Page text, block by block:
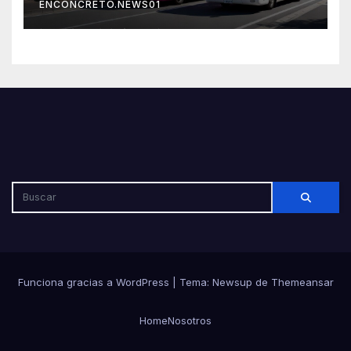
ENCONCRETO.NEWS01
Funciona gracias a WordPress Tema: Newsup de Themeansar
HomeNosotros